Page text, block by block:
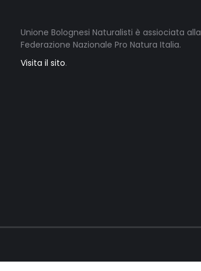
Unione Bolognesi Naturalisti è assiociata alla
Federazione Nazionale Pro Natura Italia.
Visita il sito.